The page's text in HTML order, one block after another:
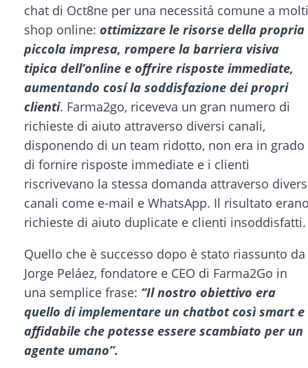
chat di Oct8ne per una necessitá comune a molti
shop online: ottimizzare le risorse della propria
piccola impresa, rompere la barriera visiva
tipica dell’online e offrire risposte immediate,
aumentando cosí la soddisfazione dei propri
clienti. Farma2go, riceveva un gran numero di
richieste di aiuto attraverso diversi canali,
disponendo di un team ridotto, non era in grado
di fornire risposte immediate e i clienti
riscrivevano la stessa domanda attraverso
canali come e-mail e WhatsApp. Il risultato
richieste di aiuto duplicate e clienti insoddisfatti.
Quello che è successo dopo è stato riassunto da
Jorge Peláez, fondatore e CEO di Farma2Go in
una semplice frase: “Il nostro obiettivo era
quello di implementare un chatbot così smart e
affidabile che potesse essere scambiato per un
agente umano”.